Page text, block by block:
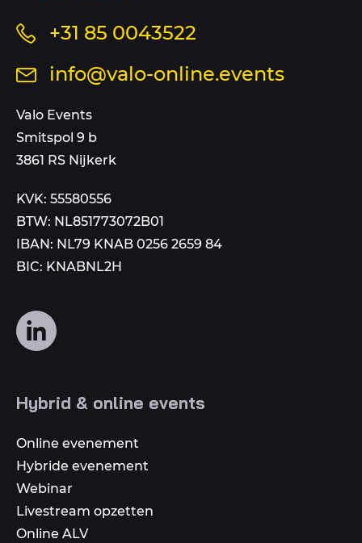
sitemap+31 85 0043522
op
Stuur
mail
aan
info@valo-online.events
Valo Events
Smitspol 9 b
3861 RS Nijkerk
KVK: 55580556
BTW: NL851773072B01
IBAN: NL79 KNAB 0256 2659 84
BIC: KNABNL2H
Volg
ons
media
Hybrid & online events
Online evenement
Hybride evenement
Webinar
Livestream opzetten
Online ALV